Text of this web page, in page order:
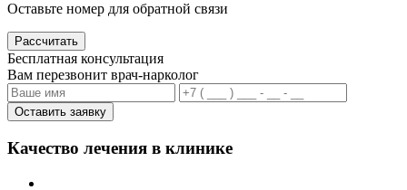
Оставьте номер для обратной связи
Рассчитать
Бесплатная консультация
Вам перезвонит врач-нарколог
Оставить заявку
Качество лечения в клинике